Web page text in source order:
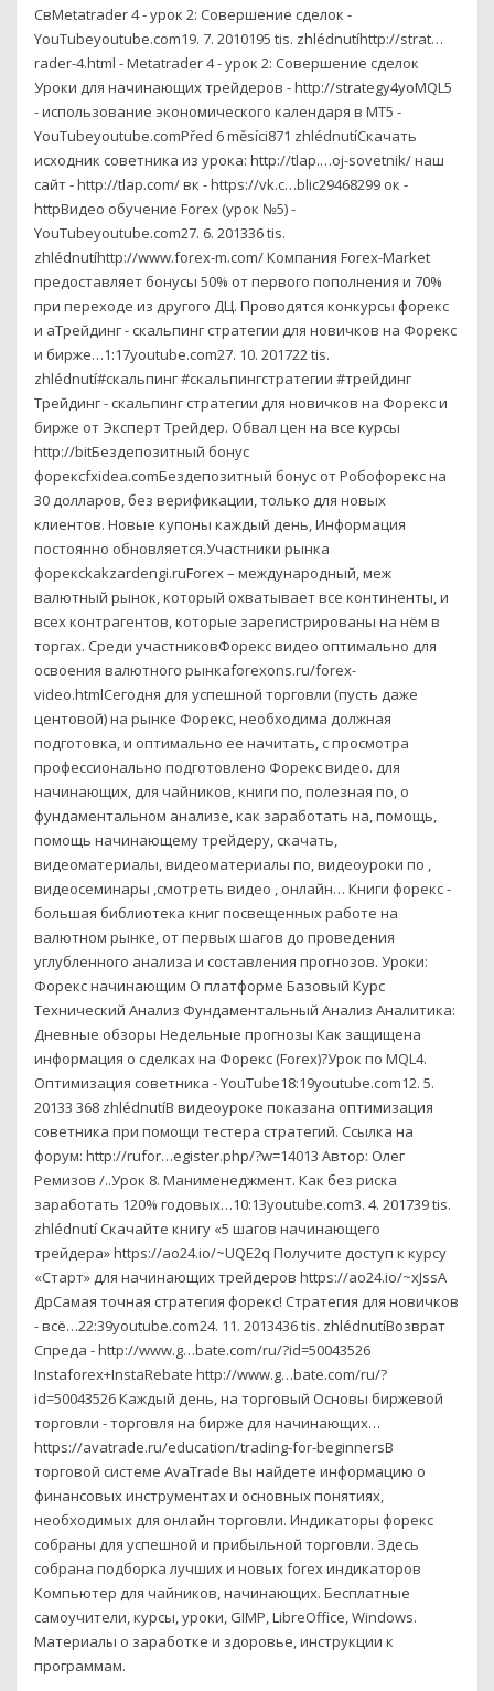
СвMetatrader 4 - урок 2: Совершение сделок -
YouTubeyoutube.com19. 7. 2010195 tis. zhlédnutíhttp://strat…
rader-4.html - Metatrader 4 - урок 2: Совершение сделок
Уроки для начинающих трейдеров - http://strategy4yoMQL5
- использование экономического календаря в MT5 -
YouTubeyoutube.comPřed 6 měsíci871 zhlédnutíСкачать
исходник советника из урока: http://tlap.…oj-sovetnik/ наш
сайт - http://tlap.com/ вк - https://vk.c…blic29468299 ок -
httpВидео обучение Forex (урок №5) -
YouTubeyoutube.com27. 6. 201336 tis.
zhlédnutíhttp://www.forex-m.com/ Компания Forex-Market
предоставляет бонусы 50% от первого пополнения и 70%
при переходе из другого ДЦ. Проводятся конкурсы форекс
и аТрейдинг - скальпинг стратегии для новичков на Форекс
и бирже…1:17youtube.com27. 10. 201722 tis.
zhlédnutí#скальпинг #скальпингстратегии #трейдинг
Трейдинг - скальпинг стратегии для новичков на Форекс и
бирже от Эксперт Трейдер. Обвал цен на все курсы
http://bitБездепозитный бонус
форексfxidea.comБездепозитный бонус от Робофорекс на
30 долларов, без верификации, только для новых
клиентов. Новые купоны каждый день, Информация
постоянно обновляется.Участники рынка
форексkakzardengi.ruForex – международный, меж
валютный рынок, который охватывает все континенты, и
всех контрагентов, которые зарегистрированы на нём в
торгах. Среди участниковФорекс видео оптимально для
освоения валютного рынкаforexons.ru/forex-
video.htmlСегодня для успешной торговли (пусть даже
центовой) на рынке Форекс, необходима должная
подготовка, и оптимально ее начитать, с просмотра
профессионально подготовлено Форекс видео. для
начинающих, для чайников, книги по, полезная по, о
фундаментальном анализе, как заработать на, помощь,
помощь начинающему трейдеру, скачать,
видеоматериалы, видеоматериалы по, видеоуроки по ,
видеосеминары ,смотреть видео , онлайн… Книги форекс -
большая библиотека книг посвещенных работе на
валютном рынке, от первых шагов до проведения
углубленного анализа и составления прогнозов. Уроки:
Форекс начинающим О платформе Базовый Курс
Технический Анализ Фундаментальный Анализ Аналитика:
Дневные обзоры Недельные прогнозы Как защищена
информация о сделках на Форекс (Forex)?Урок по MQL4.
Оптимизация советника - YouTube18:19youtube.com12. 5.
20133 368 zhlédnutíВ видеоуроке показана оптимизация
советника при помощи тестера стратегий. Ссылка на
форум: http://rufor…egister.php/?w=14013 Автор: Олег
Ремизов /..Урок 8. Манименеджмент. Как без риска
заработать 120% годовых…10:13youtube.com3. 4. 201739 tis.
zhlédnutí Скачайте книгу «5 шагов начинающего
трейдера» https://ao24.io/~UQE2q Получите доступ к курсу
«Старт» для начинающих трейдеров https://ao24.io/~xJssA
ДрСамая точная стратегия форекс! Стратегия для новичков
- всё…22:39youtube.com24. 11. 2013436 tis. zhlédnutíВозврат
Спреда - http://www.g…bate.com/ru/?id=50043526
Instaforex+InstaRebate http://www.g…bate.com/ru/?
id=50043526 Каждый день, на торговый Основы биржевой
торговли - торговля на бирже для начинающих…
https://avatrade.ru/education/trading-for-beginnersВ
торговой системе AvaTrade Вы найдете информацию о
финансовых инструментах и основных понятиях,
необходимых для онлайн торговли. Индикаторы форекс
собраны для успешной и прибыльной торговли. Здесь
собрана подборка лучших и новых forex индикаторов
Компьютер для чайников, начинающих. Бесплатные
самоучители, курсы, уроки, GIMP, LibreOffice, Windows.
Материалы о заработке и здоровье, инструкции к
программам.